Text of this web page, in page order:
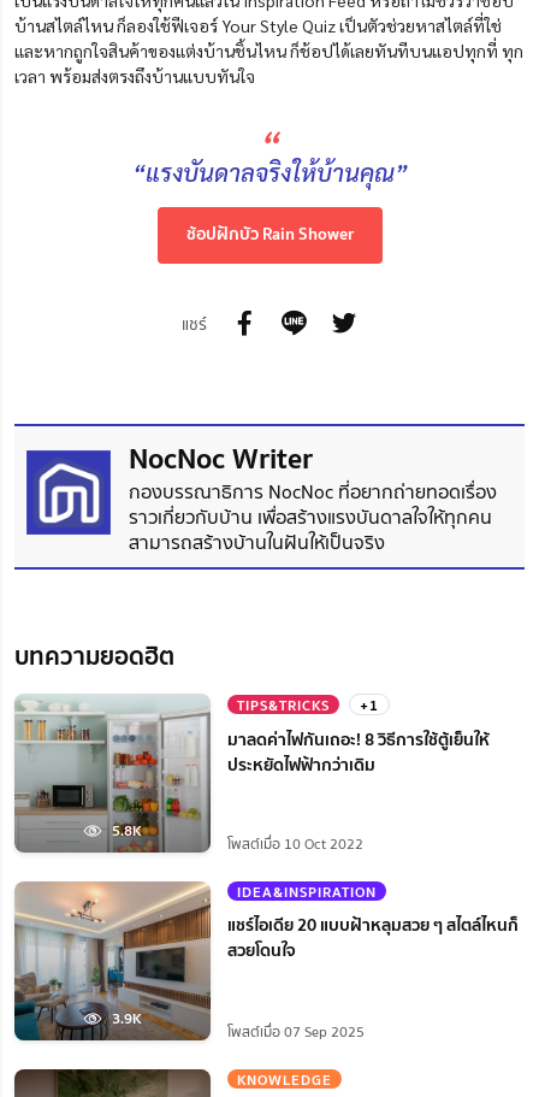
บ้านสไตล์ไหน ก็ลองใช้ฟีเจอร์ Your Style Quiz เป็นตัวช่วยหาสไตล์ที่ใช่
และหากถูกใจสินค้าของแต่งบ้านชิ้นไหน ก็ช้อปได้เลยทันทีบนแอปทุกที่ ทุก
เวลา พร้อมส่งตรงถึงบ้านแบบทันใจ
“
“แรงบันดาลจริงให้บ้านคุณ”
ช้อปฝักบัว Rain Shower
แชร์
NocNoc Writer
กองบรรณาธิการ NocNoc ที่อยากถ่ายทอดเรื่อง
ราวเกี่ยวกับบ้าน เพื่อสร้างแรงบันดาลใจให้ทุกคน
สามารถสร้างบ้านในฝันให้เป็นจริง
บทความยอดฮิต
5.8K
TIPS&TRICKS +1
มาลดค่าไฟกันเถอะ! 8 วิธีการใช้ตู้เย็นให้
ประหยัดไฟฟ้ากว่าเดิม
โพสต์เมื่อ 10 Oct 2022
3.9K
IDEA&INSPIRATION
แชร์ไอเดีย 20 แบบฝ้าหลุมสวย ๆ สไตล์ไหนก็
สวยโดนใจ
โพสต์เมื่อ 07 Sep 2025
KNOWLEDGE